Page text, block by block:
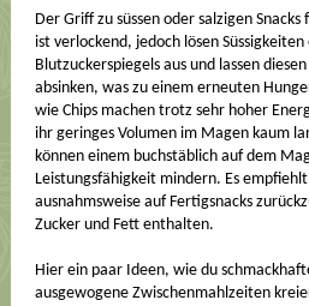
Der Griff zu süssen oder salzigen
ist verlockend, jedoch lösen
Blutzuckerspiegels aus und lassen
absinken, was zu einem erneuten
wie Chips machen trotz sehr hoher
ihr geringes Volumen im Magen kaum
können einem buchstäblich auf dem
Leistungsfähigkeit mindern. Es
ausnahmsweise auf Fertigsnacks
Zucker und Fett enthalten.
Hier ein paar Ideen, wie du
ausgewogene Zwischenmahlzeiten